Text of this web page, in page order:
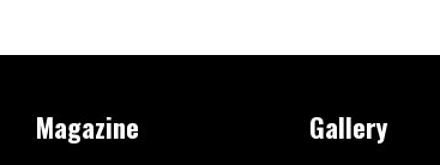
Magazine Gallery